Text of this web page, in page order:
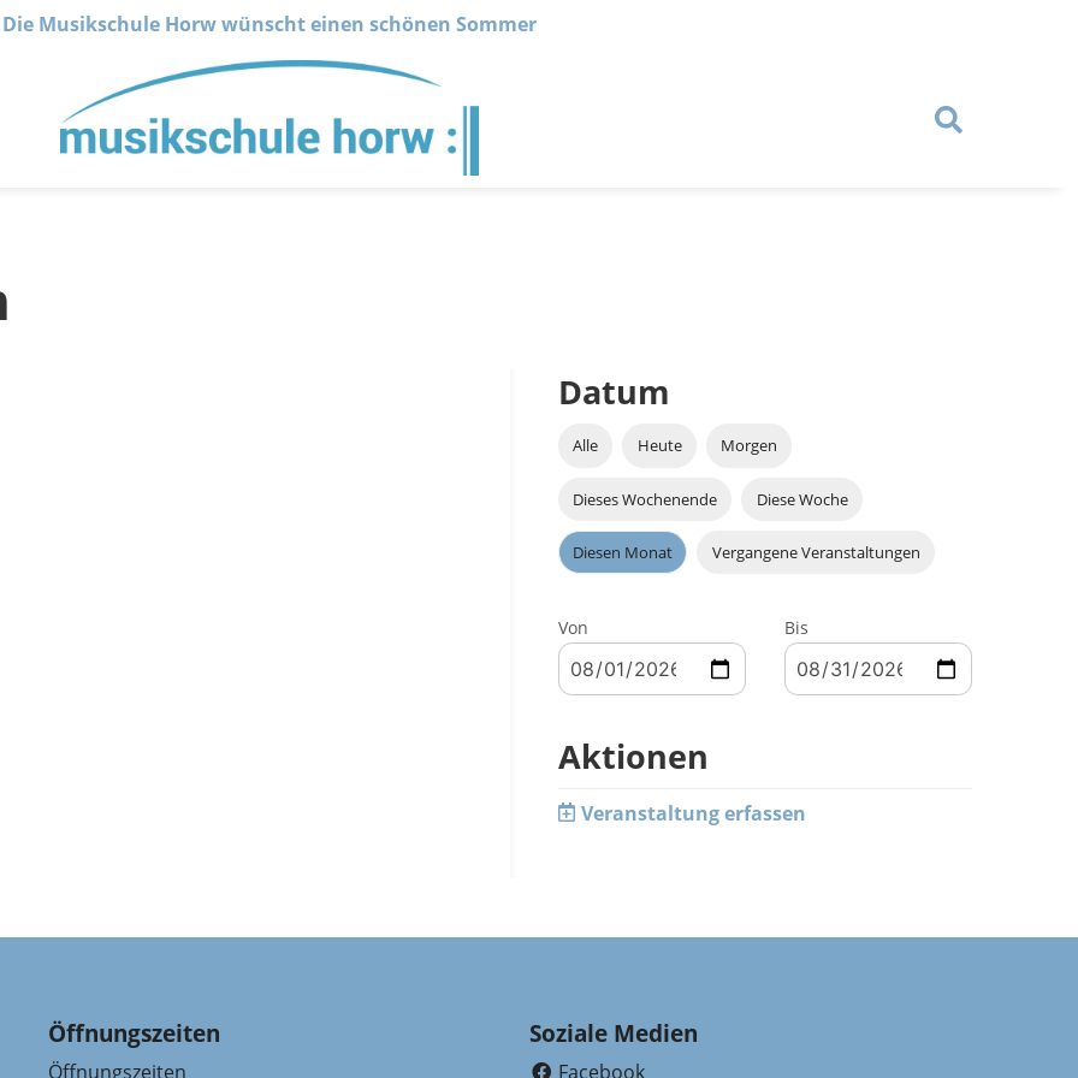
Die Musikschule Horw wünscht einen schönen Sommer
Datum
Alle Heute Morgen
Dieses Wochenende Diese Woche
Diesen Monat Vergangene Veranstaltungen
Von Bis
Aktionen
Veranstaltung erfassen
Öffnungszeiten
Öffnungszeiten
Soziale Medien
Facebook